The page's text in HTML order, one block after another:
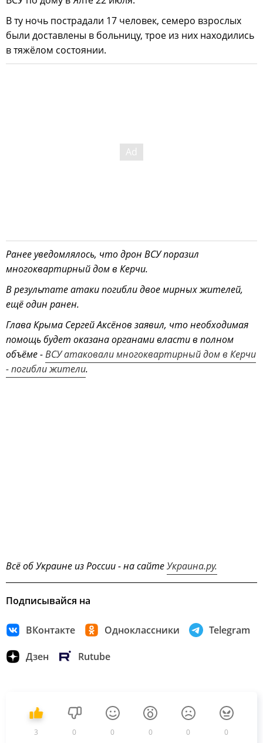
В ту ночь пострадали 17 человек, семеро взрослых
были доставлены в больницу, трое из них находились
в тяжёлом состоянии.
Ранее уведомлялось, что дрон ВСУ поразил
многоквартирный дом в Керчи.
В результате атаки погибли двое мирных жителей,
ещё один ранен.
Глава Крыма Сергей Аксёнов заявил, что необходимая
помощь будет оказана органами власти в полном
объёме -ВСУ атаковали многоквартирный дом в Керчи
- погибли жители.
Всё об Украине из России - на сайтеУкраина.ру.
Подписывайся на
ВКонтакте Одноклассники Telegram
Дзен Rutube
3 0 0 0 0 0